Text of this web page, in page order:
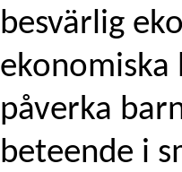
besvärlig
ekonomiska
påverka
beteende i